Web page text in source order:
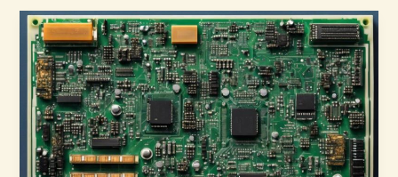
Panduan
Penempatan
Komprehensif